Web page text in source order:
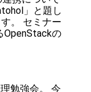
」と題し
。 セミナー
OpenStackの
勉強会。 今